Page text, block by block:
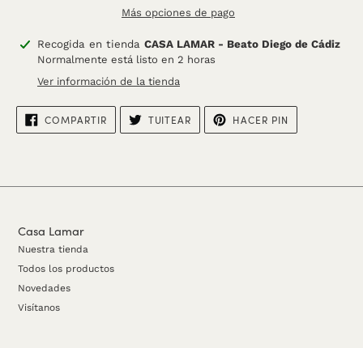
Más opciones de pago
Agregando
tu
carrito
Recogida en tienda CASA LAMAR - Beato Diego de Cádiz
Normalmente está listo en 2 horas
Ver información de la tienda
COMPARTIRCOMPARTIR
EN
FACEBOOK
TUITEAR TUITEAR
TWITTER
HACER PIN
PINTEREST
Casa Lamar
Nuestra tienda
Todos los productos
Novedades
Visítanos